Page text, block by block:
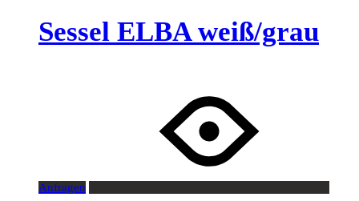
Sessel ELBA weiß/grau
Anfragen